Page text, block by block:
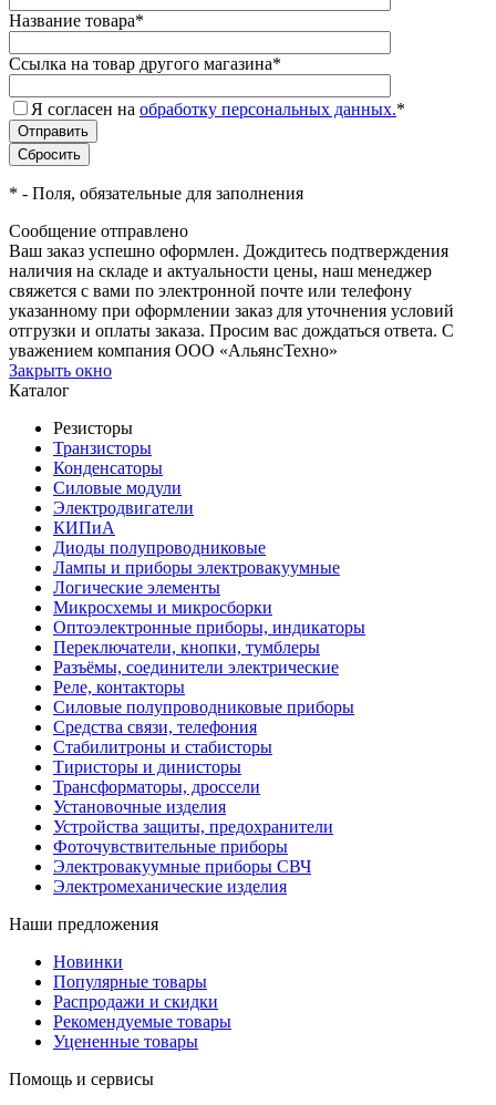
Название товара*
Ссылка на товар другого магазина*
Я согласен на обработку персональных данных.*
* - Поля, обязательные для заполнения
Сообщение отправлено
Ваш заказ успешно оформлен. Дождитесь подтверждения
наличия на складе и актуальности цены, наш менеджер
свяжется с вами по электронной почте или телефону
указанному при оформлении заказ для уточнения условий
отгрузки и оплаты заказа. Просим вас дождаться ответа. С
уважением компания ООО «АльянсТехно»
Закрыть окно
Каталог
Резисторы
Транзисторы
Конденсаторы
Силовые модули
Электродвигатели
КИПиА
Диоды полупроводниковые
Лампы и приборы электровакуумные
Логические элементы
Микросхемы и микросборки
Оптоэлектронные приборы, индикаторы
Переключатели, кнопки, тумблеры
Разъёмы, соединители электрические
Реле, контакторы
Силовые полупроводниковые приборы
Средства связи, телефония
Стабилитроны и стабисторы
Тиристоры и динисторы
Трансформаторы, дроссели
Установочные изделия
Устройства защиты, предохранители
Фоточувствительные приборы
Электровакуумные приборы СВЧ
Электромеханические изделия
Наши предложения
Новинки
Популярные товары
Распродажи и скидки
Рекомендуемые товары
Уцененные товары
Помощь и сервисы